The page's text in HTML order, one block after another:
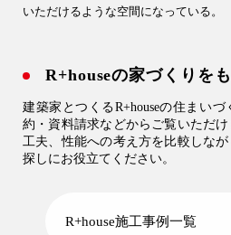
いただけるような空間になっている。
R+houseの家づくりを
建築家とつくるR+houseの住まい
約・資料請求などからご覧いただ
工夫、性能への考え方を比較しな
探しにお役立てください。
R+house施工事例一覧